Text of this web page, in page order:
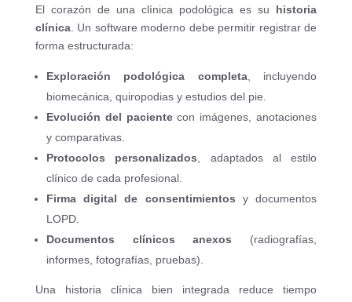
El corazón de una clínica podológica es su historia
clínica. Un software moderno debe permitir registrar de
forma estructurada:
Exploración podológica completa, incluyendo
biomecánica, quiropodias y estudios del pie.
Evolución del pacientecon imágenes, anotaciones
y comparativas.
Protocolos personalizados, adaptados al estilo
clínico de cada profesional.
Firma digital de consentimientos y documentos
LOPD.
Documentos clínicos anexos (radiografías,
informes, fotografías, pruebas).
Una historia clínica bien integrada reduce tiempo